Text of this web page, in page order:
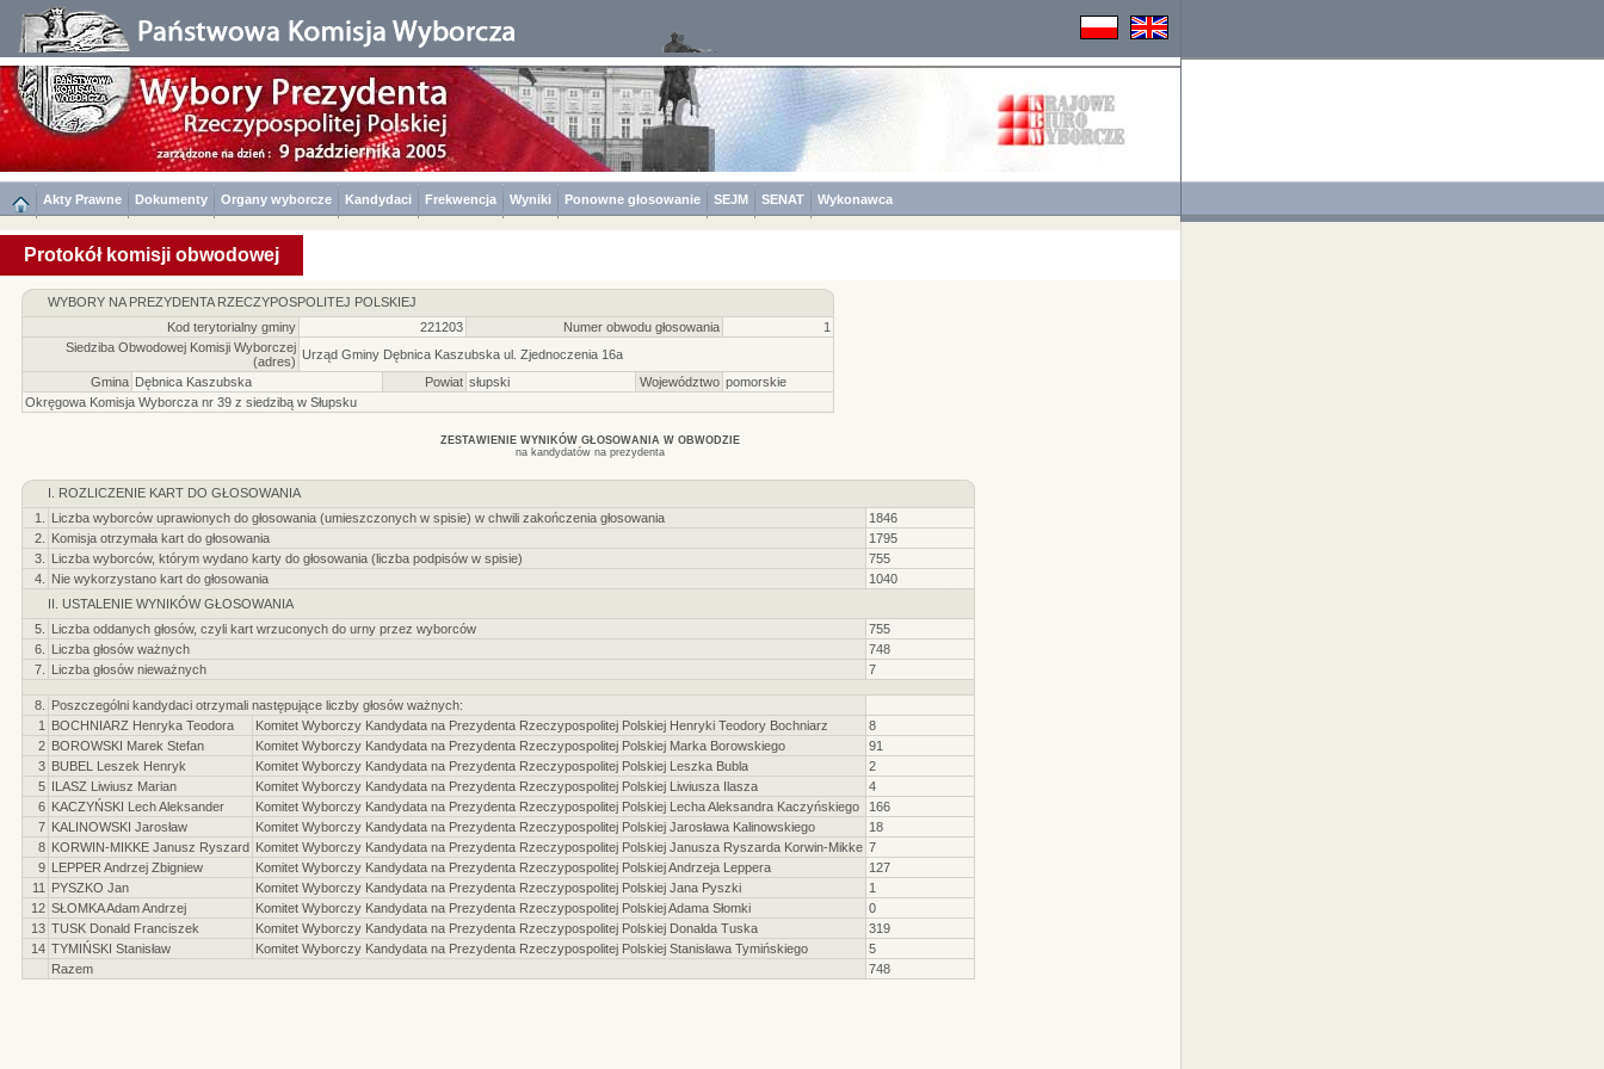
Akty Prawne Dokumenty Organy wyborcze Kandydaci Frekwencja Wyniki Ponowne głosowanie SEJM SENAT Wykonawca
Protokół komisji obwodowej
WYBORY NA PREZYDENTA RZECZYPOSPOLITEJ POLSKIEJ
Kod terytorialny gminy
221203 Numer obwodu głosowania
1
Siedziba Obwodowej Komisji Wyborczej
(adres) Urząd Gminy Dębnica Kaszubska ul. Zjednoczenia 16a
Gmina Dębnica Kaszubska Powiat słupski Województwo pomorskie
Okręgowa Komisja Wyborcza nr 39 z siedzibą w Słupsku
ZESTAWIENIE WYNIKÓW GŁOSOWANIA W OBWODZIE
na kandydatów na prezydenta
I. ROZLICZENIE KART DO GŁOSOWANIA
1.
Liczba wyborców uprawionych do głosowania (umieszczonych w spisie) w chwili zakończenia głosowania
1846
2.
Komisja otrzymała kart do głosowania
1795
3.
Liczba wyborców, którym wydano karty do głosowania (liczba podpisów w spisie)
755
4.
Nie wykorzystano kart do głosowania
1040
II. USTALENIE WYNIKÓW GŁOSOWANIA
5.
Liczba oddanych głosów, czyli kart wrzuconych do urny przez wyborców
755
6.
Liczba głosów ważnych
748
7.
Liczba głosów nieważnych 7
8.
Poszczególni kandydaci otrzymali następujące liczby głosów ważnych:
1
BOCHNIARZ Henryka Teodora Komitet Wyborczy Kandydata na Prezydenta Rzeczypospolitej Polskiej Henryki Teodory Bochniarz
8
2 BOROWSKI Marek Stefan Komitet Wyborczy Kandydata na Prezydenta Rzeczypospolitej Polskiej Marka Borowskiego
91
3 BUBEL Leszek Henryk Komitet Wyborczy Kandydata na Prezydenta Rzeczypospolitej Polskiej Leszka Bubla
2
5 ILASZ Liwiusz Marian Komitet Wyborczy Kandydata na Prezydenta Rzeczypospolitej Polskiej Liwiusza Ilasza
4
6 KACZYŃSKI Lech Aleksander Komitet Wyborczy Kandydata na Prezydenta Rzeczypospolitej Polskiej Lecha Aleksandra Kaczyńskiego
166
7 KALINOWSKI Jarosław Komitet Wyborczy Kandydata na Prezydenta Rzeczypospolitej Polskiej Jarosława Kalinowskiego
18
8 KORWIN-MIKKE Janusz Ryszard Komitet Wyborczy Kandydata na Prezydenta Rzeczypospolitej Polskiej Janusza Ryszarda Korwin-Mikke 7
9 LEPPER Andrzej Zbigniew Komitet Wyborczy Kandydata na Prezydenta Rzeczypospolitej Polskiej Andrzeja Leppera
127
11
PYSZKO Jan Komitet Wyborczy Kandydata na Prezydenta Rzeczypospolitej Polskiej Jana Pyszki
1
12 SŁOMKA Adam Andrzej Komitet Wyborczy Kandydata na Prezydenta Rzeczypospolitej Polskiej Adama Słomki
0
13 TUSK Donald Franciszek Komitet Wyborczy Kandydata na Prezydenta Rzeczypospolitej Polskiej Donalda Tuska
319
14 TYMIŃSKI Stanisław Komitet Wyborczy Kandydata na Prezydenta Rzeczypospolitej Polskiej Stanisława Tymińskiego
5
Razem
748